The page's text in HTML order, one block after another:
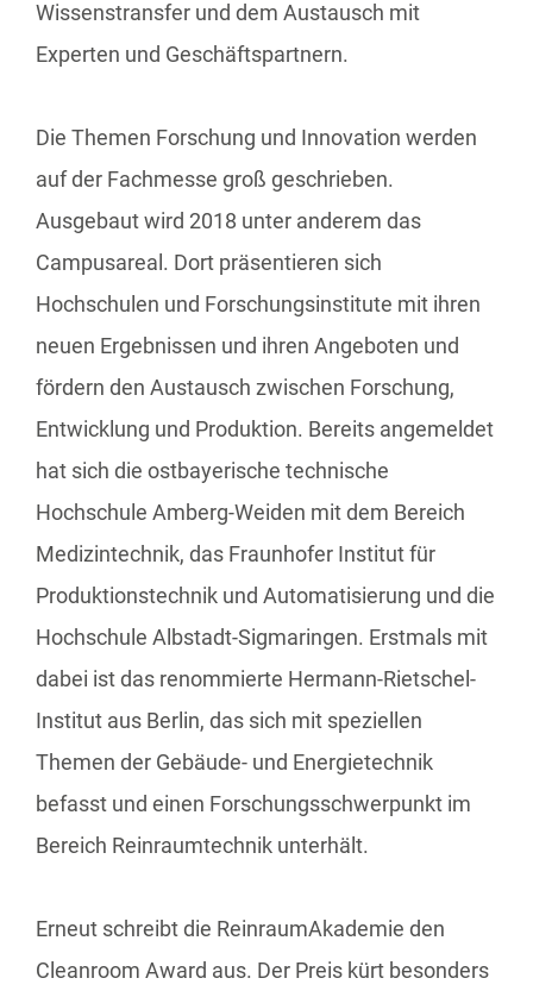
Wissenstransfer und dem Austausch mit
Experten und Geschäftspartnern.
Die Themen Forschung und Innovation werden
auf der Fachmesse groß geschrieben.
Ausgebaut wird 2018 unter anderem das
Campusareal. Dort präsentieren sich
Hochschulen und Forschungsinstitute mit ihren
neuen Ergebnissen und ihren Angeboten und
fördern den Austausch zwischen Forschung,
Entwicklung und Produktion. Bereits angemeldet
hat sich die ostbayerische technische
Hochschule Amberg-Weiden mit dem Bereich
Medizintechnik, das Fraunhofer Institut für
Produktionstechnik und Automatisierung und die
Hochschule Albstadt-Sigmaringen. Erstmals mit
dabei ist das renommierte Hermann-Rietschel-
Institut aus Berlin, das sich mit speziellen
Themen der Gebäude- und Energietechnik
befasst und einen Forschungsschwerpunkt im
Bereich Reinraumtechnik unterhält.
Erneut schreibt die ReinraumAkademie den
Cleanroom Award aus. Der Preis kürt besonders